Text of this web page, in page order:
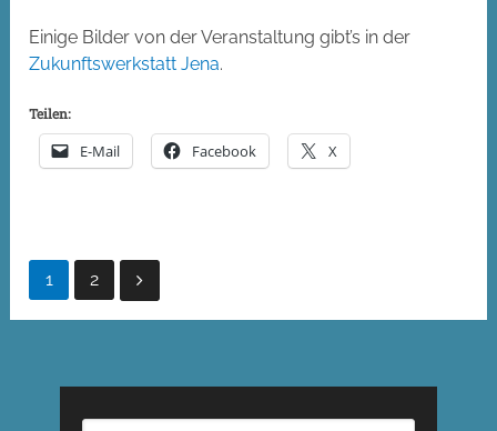
Einige Bilder von der Veranstaltung gibt’s in der
Zukunftswerkstatt Jena.
Teilen:
E-Mail Facebook X
Seitennummerierung
der
1 2